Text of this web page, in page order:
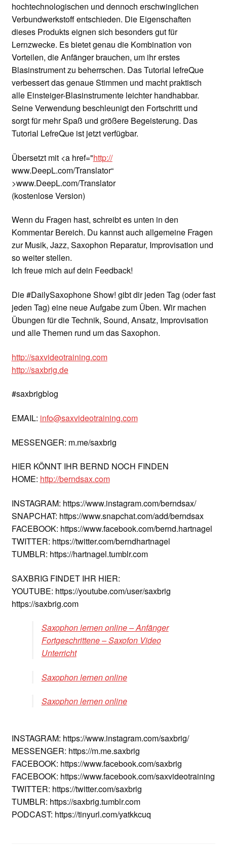
hochtechnologischen und dennoch erschwinglichen
Verbundwerkstoff entschieden. Die Eigenschaften
dieses Produkts eignen sich besonders gut für
Lernzwecke. Es bietet genau die Kombination von
Vorteilen, die Anfänger brauchen, um ihr erstes
Blasinstrument zu beherrschen. Das Tutorial lefreQue
verbessert das genaue Stimmen und macht praktisch
alle Einsteiger-Blasinstrumente leichter handhabbar.
Seine Verwendung beschleunigt den Fortschritt und
sorgt für mehr Spaß und größere Begeisterung. Das
Tutorial LefreQue ist jetzt verfügbar.
Übersetzt mit <a href="http://
www.DeepL.com/Translator“
>www.DeepL.com/Translator
(kostenlose Version)
Wenn du Fragen hast, schreibt es unten in den
Kommentar Bereich. Du kannst auch allgemeine Fragen
zur Musik, Jazz, Saxophon Reparatur, Improvisation und
so weiter stellen.
Ich freue mich auf dein Feedback!
Die #DailySaxophone Show! gibt dir jeden Tag (oder fast
jeden Tag) eine neue Aufgabe zum Üben. Wir machen
Übungen für die Technik, Sound, Ansatz, Improvisation
und alle Themen rund um das Saxophon.
http://saxvideotraining.com
http://saxbrig.de
#saxbrigblog
EMAIL: info@saxvideotraining.com
MESSENGER: m.me/saxbrig
HIER KÖNNT IHR BERND NOCH FINDEN
HOME: http://berndsax.com
INSTAGRAM: https://www.instagram.com/berndsax/
SNAPCHAT: https://www.snapchat.com/add/berndsax
FACEBOOK: https://www.facebook.com/bernd.hartnagel
TWITTER: https://twitter.com/berndhartnagel
TUMBLR: https://hartnagel.tumblr.com
SAXBRIG FINDET IHR HIER:
YOUTUBE: https://youtube.com/user/saxbrig
https://saxbrig.com
Saxophon lernen online – Anfänger
Fortgeschrittene – Saxofon Video
Unterricht
Saxophon lernen online
Saxophon lernen online
INSTAGRAM: https://www.instagram.com/saxbrig/
MESSENGER: https://m.me.saxbrig
FACEBOOK: https://www.facebook.com/saxbrig
FACEBOOK: https://www.facebook.com/saxvideotraining
TWITTER: https://twitter.com/saxbrig
TUMBLR: https://saxbrig.tumblr.com
PODCAST: https://tinyurl.com/yatkkcuq